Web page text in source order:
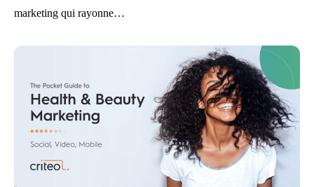
marketing qui rayonne…